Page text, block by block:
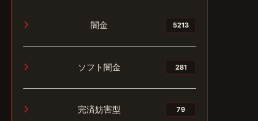
闇金 5213
ソフト闇金 281
完済妨害型 79